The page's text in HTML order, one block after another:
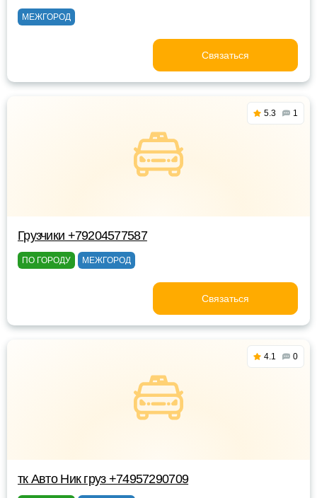
МЕЖГОРОД
Связаться
5.3 1
Грузчики +79204577587
ПО ГОРОДУ МЕЖГОРОД
Связаться
4.1 0
тк Авто Ник груз +74957290709